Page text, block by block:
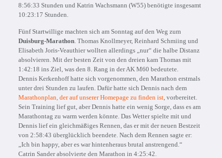
8:56:33 Stunden und Katrin Wachsmann (W55) benötigte insgesamt
10:23:17 Stunden.
Fünf Startwillige machten sich am Sonntag auf den Weg zum
Duisburg-Marathon. Thomas Knollmeyer, Reinhard Schmiing und
Elisabeth Joris-Veauthier wollten allerdings „nur“ die halbe Distanz
absolvieren. Mit der besten Zeit von den dreien kam Thomas mit
1:42:18 ins Ziel, was den 8. Rang in der AK M60 bedeutete.
Dennis Kerkenhoff hatte sich vorgenommen, den Marathon erstmals
unter drei Stunden zu laufen. Dafür hatte sich Dennis nach dem
Marathonplan, der auf unserer Homepage zu finden ist, vorbereitet.
Sein Training lief gut, aber Dennis hatte ein wenig Sorge, dass es am
Marathontag zu warm werden könnte. Das Wetter spielte mit und
Dennis lief ein gleichmäßiges Rennen, das er mit der neuen Bestzeit
von 2:58:43 überglücklich beendete. Nach dem Rennen sagte er:
„Ich bin happy, aber es war hintenheraus brutal anstrengend.“
Catrin Sander absolvierte den Marathon in 4:25:42.